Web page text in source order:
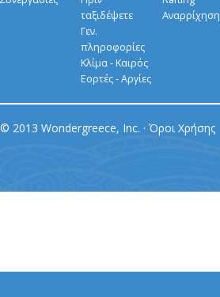
ταξιδέψετε
Γεν.
πληροφορίες
Κλίμα - Καιρός
Εορτές - Αργίες
Αναρρίχηση
© 2013 Wondergreece, Inc. · Όροι Χρήσης